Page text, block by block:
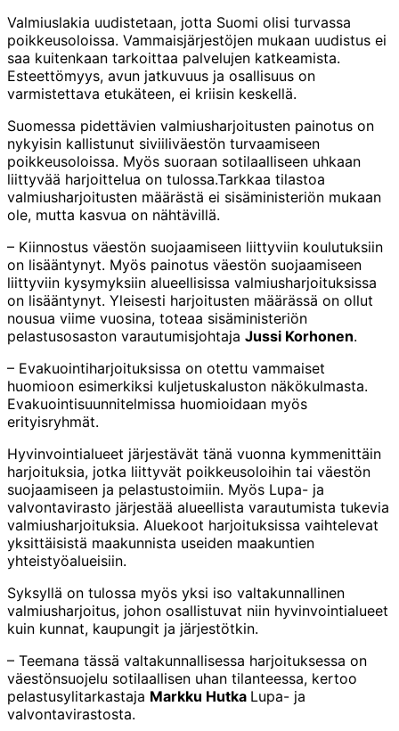
Valmiuslakia uudistetaan, jotta Suomi olisi turvassa
poikkeusoloissa. Vammaisjärjestöjen mukaan uudistus ei
saa kuitenkaan tarkoittaa palvelujen katkeamista.
Esteettömyys, avun jatkuvuus ja osallisuus on
varmistettava etukäteen, ei kriisin keskellä.
Suomessa pidettävien valmiusharjoitusten painotus on
nykyisin kallistunut siviiliväestön turvaamiseen
poikkeusoloissa. Myös suoraan sotilaalliseen uhkaan
liittyvää harjoittelua on tulossa.Tarkkaa tilastoa
valmiusharjoitusten määrästä ei sisäministeriön mukaan
ole, mutta kasvua on nähtävillä.
– Kiinnostus väestön suojaamiseen liittyviin koulutuksiin
on lisääntynyt. Myös painotus väestön suojaamiseen
liittyviin kysymyksiin alueellisissa valmiusharjoituksissa
on lisääntynyt. Yleisesti harjoitusten määrässä on ollut
nousua viime vuosina, toteaa sisäministeriön
pelastusosaston varautumisjohtaja Jussi Korhonen.
– Evakuointiharjoituksissa on otettu vammaiset
huomioon esimerkiksi kuljetuskaluston näkökulmasta.
Evakuointisuunnitelmissa huomioidaan myös
erityisryhmät.
Hyvinvointialueet järjestävät tänä vuonna kymmenittäin
harjoituksia, jotka liittyvät poikkeusoloihin tai väestön
suojaamiseen ja pelastustoimiin. Myös Lupa- ja
valvontavirasto järjestää alueellista varautumista tukevia
valmiusharjoituksia. Aluekoot harjoituksissa vaihtelevat
yksittäisistä maakunnista useiden maakuntien
yhteistyöalueisiin.
Syksyllä on tulossa myös yksi iso valtakunnallinen
valmiusharjoitus, johon osallistuvat niin hyvinvointialueet
kuin kunnat, kaupungit ja järjestötkin.
– Teemana tässä valtakunnallisessa harjoituksessa on
väestönsuojelu sotilaallisen uhan tilanteessa, kertoo
pelastusylitarkastaja Markku Hutka Lupa- ja
valvontavirastosta.